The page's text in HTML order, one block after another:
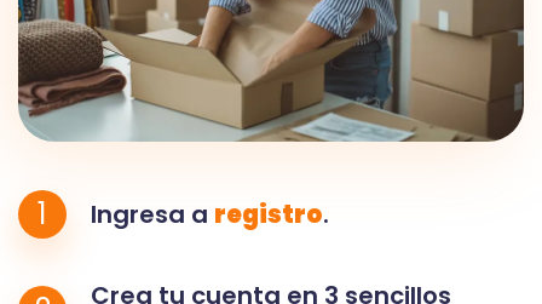
1 Ingresa a registro.
Crea tu cuenta en 3 sencillos